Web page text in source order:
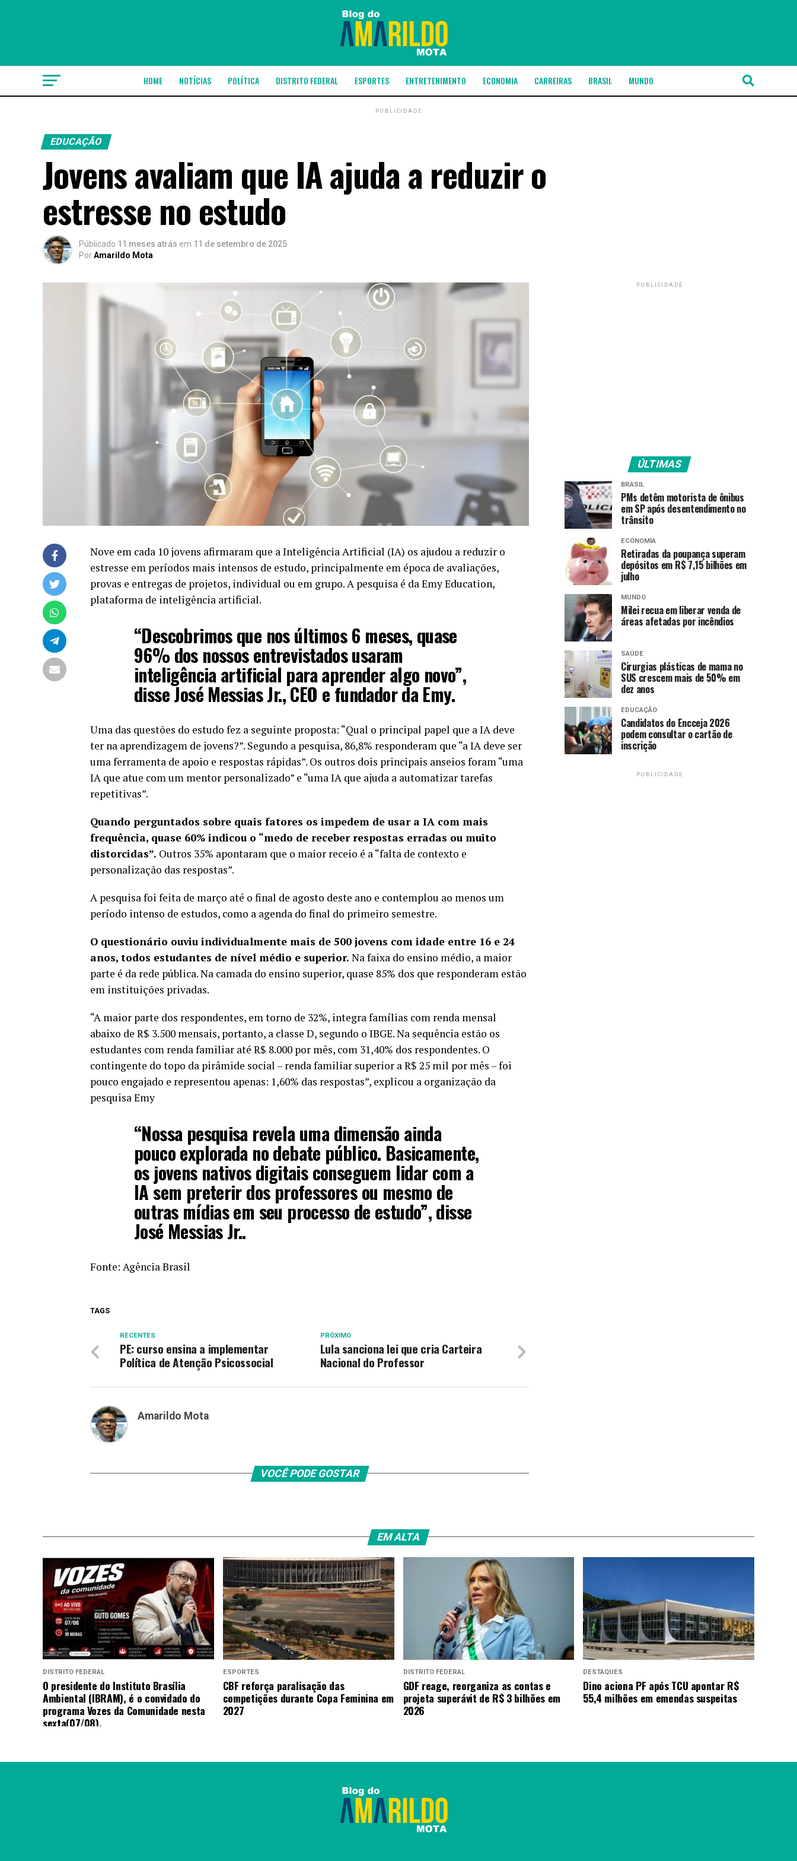
HOME NOTÍCIAS POLÍTICA DISTRITO FEDERAL ESPORTES ENTRETENIMENTO ECONOMIA CARREIRAS BRASIL MUNDO
PUBLICIDADE
EDUCAÇÃO
Jovens avaliam que IA ajuda a reduzir o
estresse no estudo
Públicado 11 meses atrás em 11 de setembro de 2025
PorAmarildo Mota
Nove em cada 10 jovens afirmaram que a Inteligência Artificial (IA) os ajudou a reduzir o
estresse em períodos mais intensos de estudo, principalmente em época de avaliações,
provas e entregas de projetos, individual ou em grupo. A pesquisa é da Emy Education,
plataforma de inteligência artificial.
“Descobrimos que nos últimos 6 meses, quase
96% dos nossos entrevistados usaram
inteligência artificial para aprender algo novo”,
disse José Messias Jr., CEO e fundador da Emy.
Uma das questões do estudo fez a seguinte proposta: “Qual o principal papel que a IA deve
ter na aprendizagem de jovens?”. Segundo a pesquisa, 86,8% responderam que “a IA deve ser
uma ferramenta de apoio e respostas rápidas”. Os outros dois principais anseios foram “uma
IA que atue com um mentor personalizado” e “uma IA que ajuda a automatizar tarefas
repetitivas”.
Quando perguntados sobre quais fatores os impedem de usar a IA com mais
frequência, quase 60% indicou o “medo de receber respostas erradas ou muito
distorcidas”. Outros 35% apontaram que o maior receio é a “falta de contexto e
personalização das respostas”.
A pesquisa foi feita de março até o final de agosto deste ano e contemplou ao menos um
período intenso de estudos, como a agenda do final do primeiro semestre.
O questionário ouviu individualmente mais de 500 jovens com idade entre 16 e 24
anos, todos estudantes de nível médio e superior. Na faixa do ensino médio, a maior
parte é da rede pública. Na camada do ensino superior, quase 85% dos que responderam estão
em instituições privadas.
“A maior parte dos respondentes, em torno de 32%, integra famílias com renda mensal
abaixo de R$ 3.500 mensais, portanto, a classe D, segundo o IBGE. Na sequência estão os
estudantes com renda familiar até R$ 8.000 por mês, com 31,40% dos respondentes. O
contingente do topo da pirâmide social – renda familiar superior a R$ 25 mil por mês – foi
pouco engajado e representou apenas: 1,60% das respostas”, explicou a organização da
pesquisa Emy
“Nossa pesquisa revela uma dimensão ainda
pouco explorada no debate público. Basicamente,
os jovens nativos digitais conseguem lidar com a
IA sem preterir dos professores ou mesmo de
outras mídias em seu processo de estudo”, disse
José Messias Jr..
Fonte: Agência Brasil
TAGS
PRÓXIMO
Lula sanciona lei que cria Carteira
Nacional do Professor
RECENTES
PE: curso ensina a implementar
Política de Atenção Psicossocial
Amarildo Mota
VOCÊ PODE GOSTAR
PUBLICIDADE
ÚLTIMAS
BRASIL
PMs detêm motorista de ônibus
em SP após desentendimento no
trânsito
ECONOMIA
Retiradas da poupança superam
depósitos em R$ 7,15 bilhões em
julho
MUNDO
Milei recua em liberar venda de
áreas afetadas por incêndios
SAÚDE
Cirurgias plásticas de mama no
SUS crescem mais de 50% em
dez anos
EDUCAÇÃO
Candidatos do Encceja 2026
podem consultar o cartão de
inscrição
PUBLICIDADE
EM ALTA
DISTRITO FEDERAL
O presidente do Instituto Brasília
Ambiental (IBRAM), é o convidado do
programa Vozes da Comunidade nesta
sexta(07/08).
ESPORTES
CBF reforça paralisação das
competições durante Copa Feminina em
2027
DISTRITO FEDERAL
GDF reage, reorganiza as contas e
projeta superávit de R$ 3 bilhões em
2026
DESTAQUES
Dino aciona PF após TCU apontar R$
55,4 milhões em emendas suspeitas